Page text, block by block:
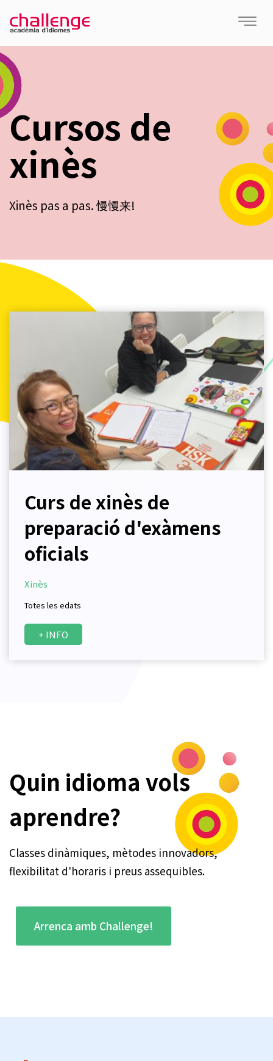
Cursos de
xinès
Xinès pas a pas. 慢慢来!
Curs de xinès de
preparació d'exàmens
oficials
Xinès
Totes les edats
+ INFO
Quin idioma vols
aprendre?
Classes dinàmiques, mètodes innovadors,
flexibilitat d'horaris i preus assequibles.
Arrenca amb Challenge!